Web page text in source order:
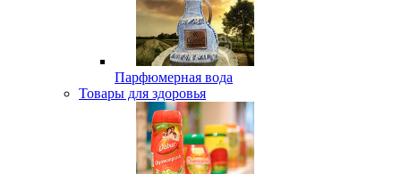
Парфюмерная вода
Товары для здоровья